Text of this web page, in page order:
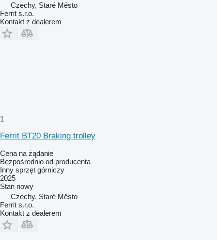
Czechy, Staré Město
Ferrit s.r.o.
Kontakt z dealerem
1
Ferrit BT20 Braking trolley
Cena na żądanie
Bezpośrednio od producenta
Inny sprzęt górniczy
2025
Stan nowy
Czechy, Staré Město
Ferrit s.r.o.
Kontakt z dealerem